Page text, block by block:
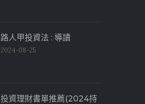
路人甲投資法 : 導讀
2024-08-25
投資理財書單推薦(2024持